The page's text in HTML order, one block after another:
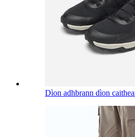
Dìon adhbrann dìon